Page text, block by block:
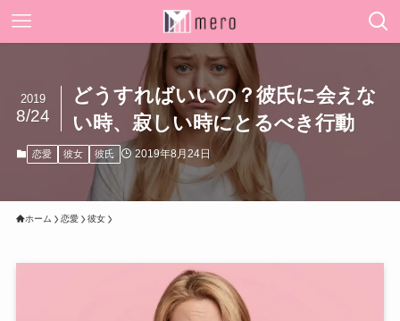
どうすればいいの？彼氏に会えな
い時、寂しい時にとるべき行動
2019
8/24
恋愛 彼女 彼氏 2019年8月24日
ホーム 恋愛 彼女